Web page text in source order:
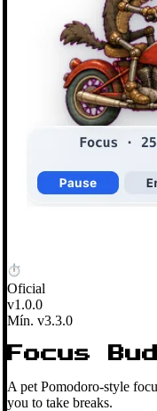
Oficial
v1.0.0
Mín. v3.3.0
Focus
A pet Pomodoro-style
you to take breaks.